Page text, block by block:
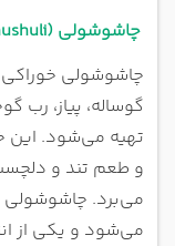
چاشوشولی (Chashushuli)
چاشوشولی
گوساله، پیاز، رب
تهیه می‌شود. این
و طعم تند و
می‌برد. چاشوشولی
می‌شود و یکی از